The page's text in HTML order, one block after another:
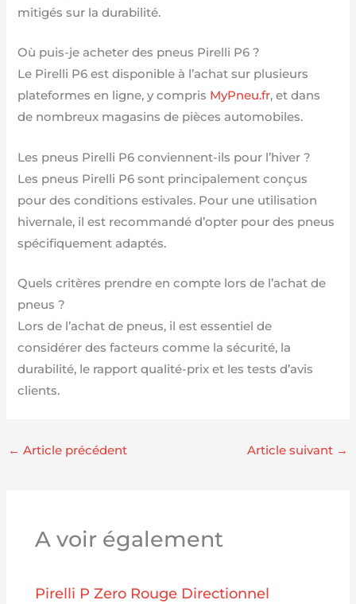
mitigés sur la durabilité.
Où puis-je acheter des pneus Pirelli P6 ?
Le Pirelli P6 est disponible à l’achat sur plusieurs
plateformes en ligne, y compris MyPneu.fr, et dans
de nombreux magasins de pièces automobiles.
Les pneus Pirelli P6 conviennent-ils pour l’hiver ?
Les pneus Pirelli P6 sont principalement conçus
pour des conditions estivales. Pour une utilisation
hivernale, il est recommandé d’opter pour des pneus
spécifiquement adaptés.
Quels critères prendre en compte lors de l’achat de
pneus ?
Lors de l’achat de pneus, il est essentiel de
considérer des facteurs comme la sécurité, la
durabilité, le rapport qualité-prix et les tests d’avis
clients.
← Article précédent Article suivant →
A voir également
Pirelli P Zero Rouge Directionnel